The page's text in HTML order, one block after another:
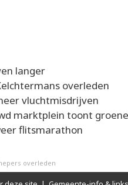
langer
overleden
vluchtmisdrijven
marktplein toont
flitsmarathon
overleden